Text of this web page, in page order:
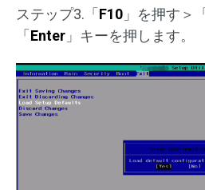
ステップ3.「 F10 」を押す＞「
「 Enter 」キーを押します。